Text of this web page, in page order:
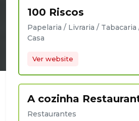
100 Riscos
Papelaria / Livraria / Tabacaria
Casa
Ver website
A cozinha
Restaurantes